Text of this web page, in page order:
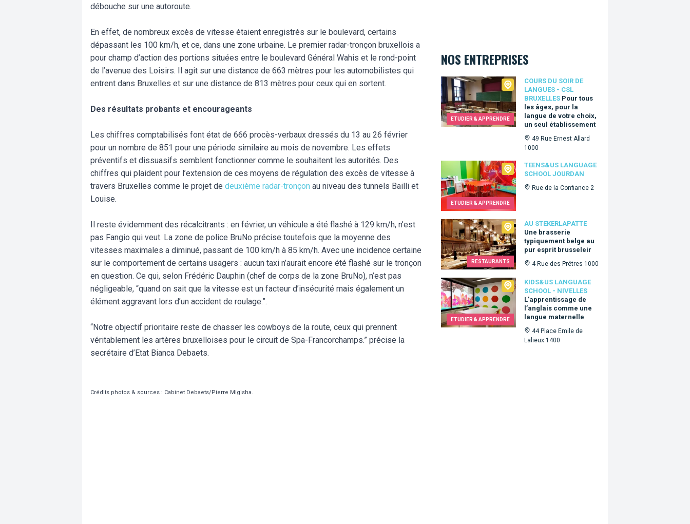
débouche sur une autoroute.
En effet, de nombreux excès de vitesse étaient enregistrés sur le boulevard, certains
dépassant les 100 km/h, et ce, dans une zone urbaine. Le premier radar-tronçon bruxellois a
pour champ d’action des portions situées entre le boulevard Général Wahis et le rond-point
de l’avenue des Loisirs. Il agit sur une distance de 663 mètres pour les automobilistes qui
entrent dans Bruxelles et sur une distance de 813 mètres pour ceux qui en sortent.
Des résultats probants et encourageants
Les chiffres comptabilisés font état de 666 procès-verbaux dressés du 13 au 26 février
pour un nombre de 851 pour une période similaire au mois de novembre. Les effets
préventifs et dissuasifs semblent fonctionner comme le souhaitent les autorités. Des
chiffres qui plaident pour l’extension de ces moyens de régulation des excès de vitesse à
travers Bruxelles comme le projet de deuxième radar-tronçon au niveau des tunnels Bailli et
Louise.
Il reste évidemment des récalcitrants : en février, un véhicule a été flashé à 129 km/h, n’est
pas Fangio qui veut. La zone de police BruNo précise toutefois que la moyenne des
vitesses maximales a diminué, passant de 100 km/h à 85 km/h. Avec une incidence certaine
sur le comportement de certains usagers : aucun taxi n’aurait encore été flashé sur le tronçon
en question. Ce qui, selon Frédéric Dauphin (chef de corps de la zone BruNo), n’est pas
négligeable, “quand on sait que la vitesse est un facteur d’insécurité mais également un
élément aggravant lors d’un accident de roulage.”.
“Notre objectif prioritaire reste de chasser les cowboys de la route, ceux qui prennent
véritablement les artères bruxelloises pour le circuit de Spa-Francorchamps.” précise la
secrétaire d’Etat Bianca Debaets.
Crédits photos & sources : Cabinet Debaets/Pierre Migisha.
NOS ENTREPRISES
ETUDIER & APPRENDRE
COURS DU SOIR DE
LANGUES - CSL
BRUXELLES Pour tous
les âges, pour la
langue de votre choix,
un seul établissement
49 Rue Ernest Allard
1000
Cours du Soir de Langues - CSL Bruxelles
ETUDIER & APPRENDRE
TEENS&US LANGUAGE
SCHOOL JOURDAN
Rue de la Confiance 2
Teens&Us language school Jourdan
RESTAURANTS
AU STEKERLAPATTE
Une brasserie
typiquement belge au
pur esprit brusseleir
4 Rue des Prêtres 1000
Au Stekerlapatte
ETUDIER & APPRENDRE
KIDS&US LANGUAGE
SCHOOL - NIVELLES
L’apprentissage de
l’anglais comme une
langue maternelle
44 Place Emile de
Lalieux 1400
Kids&Us language school - Nivelles